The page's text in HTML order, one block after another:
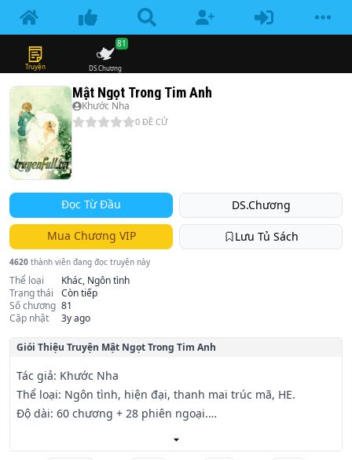
Truyện DS.Chương
81
Mật Ngọt Trong Tim Anh
Khước Nha
0 ĐỀ CỬ
Đọc Từ Đầu DS.Chương
Mua Chương VIP Lưu Tủ Sách
4620 thành viên đang đọc truyện này
Thể loại
Khác, Ngôn tình
Trạng thái
Còn tiếp
Số chương 81
Cập nhật
3y ago
Giói Thiệu Truyện Mật Ngọt Trong Tim Anh
Tác giả: Khước Nha
Thể loại: Ngôn tình, hiện đại, thanh mai trúc mã, HE.
Độ dài: 60 chương + 28 phiên ngoại.
Văn án: